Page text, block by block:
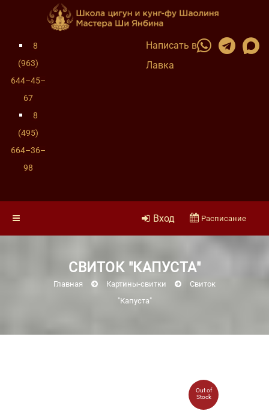
8
(963)
644–45–
67
8
(495)
664–36–
98
Написать в
Лавка
Вход Расписание
СВИТОК "КАПУСТА"
Главная Картины-свитки
Свиток
"Капуста"
Out of
Stock